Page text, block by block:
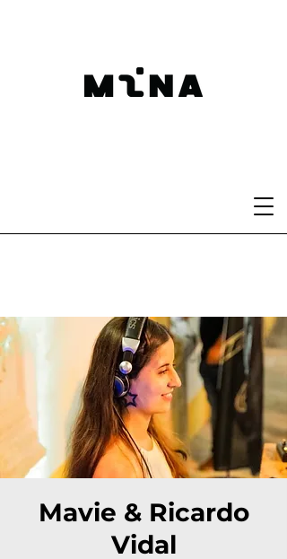
Mavie & Ricardo
Vidal